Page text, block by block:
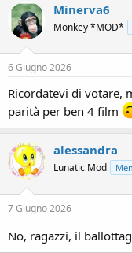
Minerva6
Monkey *MOD*
6 Giugno 2026
Ricordatevi di votare,
parità per ben 4 film
alessandra
Lunatic Mod
7 Giugno 2026
No, ragazzi, il